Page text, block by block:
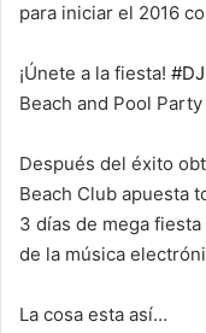
para iniciar el 2016
¡Únete a la fiesta!
Beach and Pool Party
Después del éxito
Beach Club apuesta
3 días de mega
de la música
La cosa esta así…